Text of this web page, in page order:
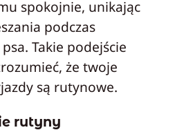
spokojnie, unikając
podczas
Takie podejście
że twoje
są rutynowe.
rutyny